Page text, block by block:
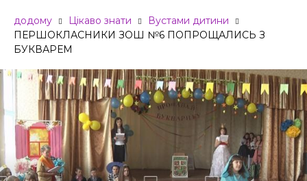
додому Цікаво знати
Вустами дитини
ПЕРШОКЛАСНИКИ ЗОШ №6 ПОПРОЩАЛИСЬ З
БУКВАРЕМ